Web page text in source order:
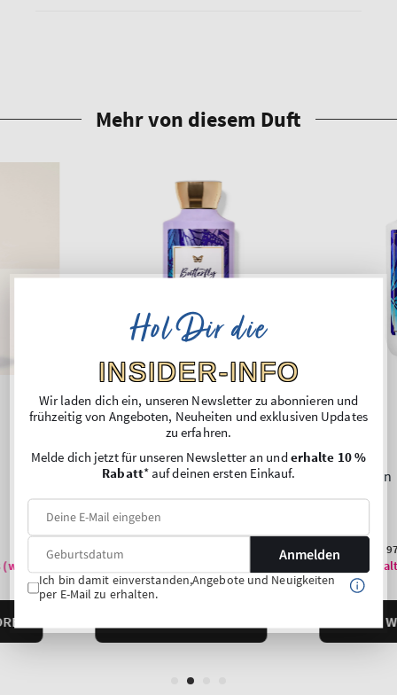
Hol Dir die
INSIDER-INFO
Wir laden dich ein, unseren Newsletter zu abonnieren und
frühzeitig von Angeboten, Neuheiten und exklusiven Updates
zu erfahren.
Melde dich jetzt für unseren Newsletter an und erhalte 10 %
Rabatt* auf deinen ersten Einkauf.
Anmelden
Ich bin damit einverstanden,Angebote und Neuigkeiten
per E-Mail zu erhalten.